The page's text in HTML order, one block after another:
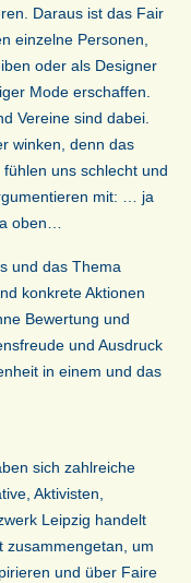
Daraus ist das Fair
einzelne Personen,
oder als Designer
Mode erschaffen.
Vereine sind dabei.
winken, denn das
uns schlecht und
mit: … ja
oben…
und das Thema
konkrete Aktionen
Bewertung und
und Ausdruck
in einem und das
sich zahlreiche
Aktivisten,
Leipzig handelt
zusammengetan, um
und über Faire